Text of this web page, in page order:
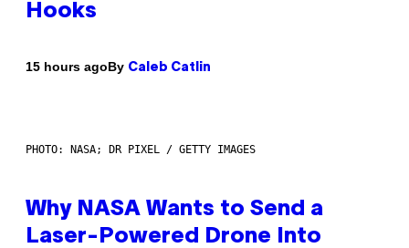
Hooks
15 hours agoBy Caleb Catlin
PHOTO: NASA; DR PIXEL / GETTY IMAGES
Why NASA Wants to Send a
Laser-Powered Drone Into